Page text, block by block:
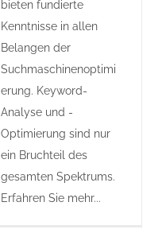
bieten fundierte
Kenntnisse in allen
Belangen der
Suchmaschinenoptimi
erung. Keyword-
Analyse und -
Optimierung sind nur
ein Bruchteil des
gesamten Spektrums.
Erfahren Sie mehr...